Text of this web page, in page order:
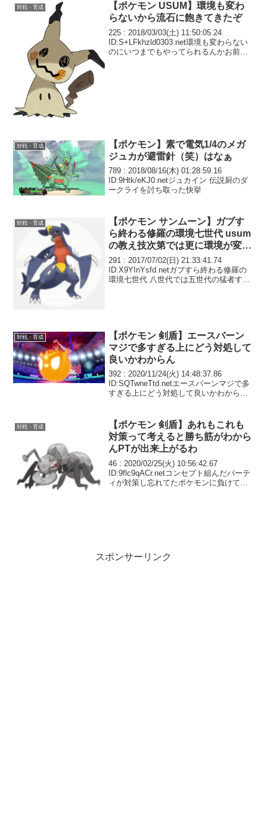
対戦・育成
【ポケモン USUM】環境も変わ
らないから流石に飽きてきたぞ
225 : 2018/03/03(土) 11:50:05.24
ID:S+LFkhzld0303.net環境も変わらない
のにいつまでもやってられるんかお前
対戦・育成
【ポケモン】素で電気1/4のメガ
ジュカが避雷針（笑）はなぁ
789 : 2018/08/16(木) 01:28:59.16
ID:9Htk/eKJ0.netジュカイン 伝説厨のダ
ークライを討ち取った快挙
対戦・育成
【ポケモン サンムーン】ガブす
ら終わる修羅の環境七世代 usum
の教え技次第では更に環境が変わ
るかもしれない
291 : 2017/07/02(日) 21:33:41.74
ID:X9YInYsfd.netガブすら終わる修羅の
環境七世代 八世代では五世代の猛者すら
対戦・育成
【ポケモン 剣盾】エースバーン
マジで多すぎる上にどう対処して
良いかわからん
392 : 2020/11/24(火) 14:48:37.86
ID:SQTwneTtd.netエースバーンマジで多
すぎる上にどう対処して良いかわから
対戦・育成
【ポケモン 剣盾】あれもこれも
対策って考えると勝ち筋がわから
んPTが出来上がるわ
46 : 2020/02/25(火) 10:56:42.67
ID:9flc9qACr.netコンセプト組んだパーテ
ィが対策し忘れてたポケモンに負けてす
スポンサーリンク